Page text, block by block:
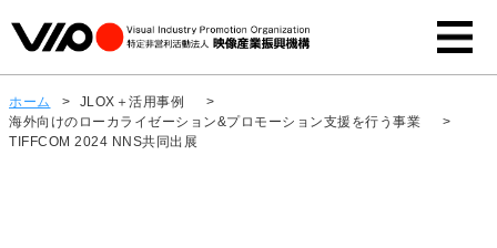
ホーム > JLOX＋活用事例
>
海外向けのローカライゼーション&プロモーション支援を行う事業
>
TIFFCOM 2024 NNS共同出展